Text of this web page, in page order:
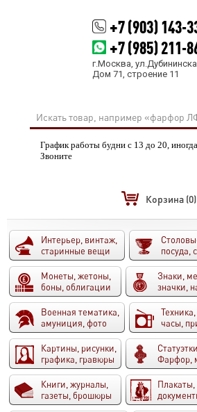
+7 (903) 143-
+7 (985) 211-
г.Москва,
Дом 71, строение 11
График работы будни с 13 до 20, иногда
Звоните
Корзина (0)
Интерьер, винтаж,
старинные вещи
посуда,
Монеты, жетоны,
боны, облигации
Знаки,
значки,
Военная тематика,
амуниция, фото
Техника,
часы,
Картины, рисунки,
графика, гравюры
Фарфор,
Книги, журналы,
газеты, брошюры
Плакаты,